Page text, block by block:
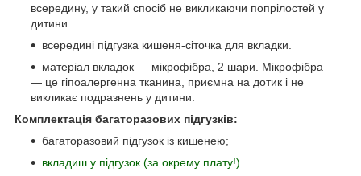
всередину, у такий спосіб не викликаючи попрілостей у
дитини.
всередині підгузка кишеня-сіточка для вкладки.
матеріал вкладок — мікрофібра, 2 шари. Мікрофібра
— це гіпоалергенна тканина, приємна на дотик і не
викликає подразнень у дитини.
Комплектація багаторазових підгузків:
багаторазовий підгузок із кишенею;
вкладиш у підгузок (за окрему плату!)